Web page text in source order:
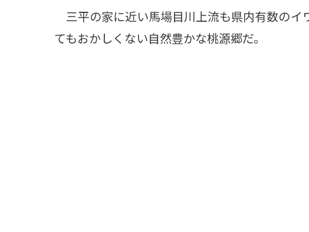
三平の家に近い馬場目川上流も県内有数のイ
てもおかしくない自然豊かな桃源郷だ。